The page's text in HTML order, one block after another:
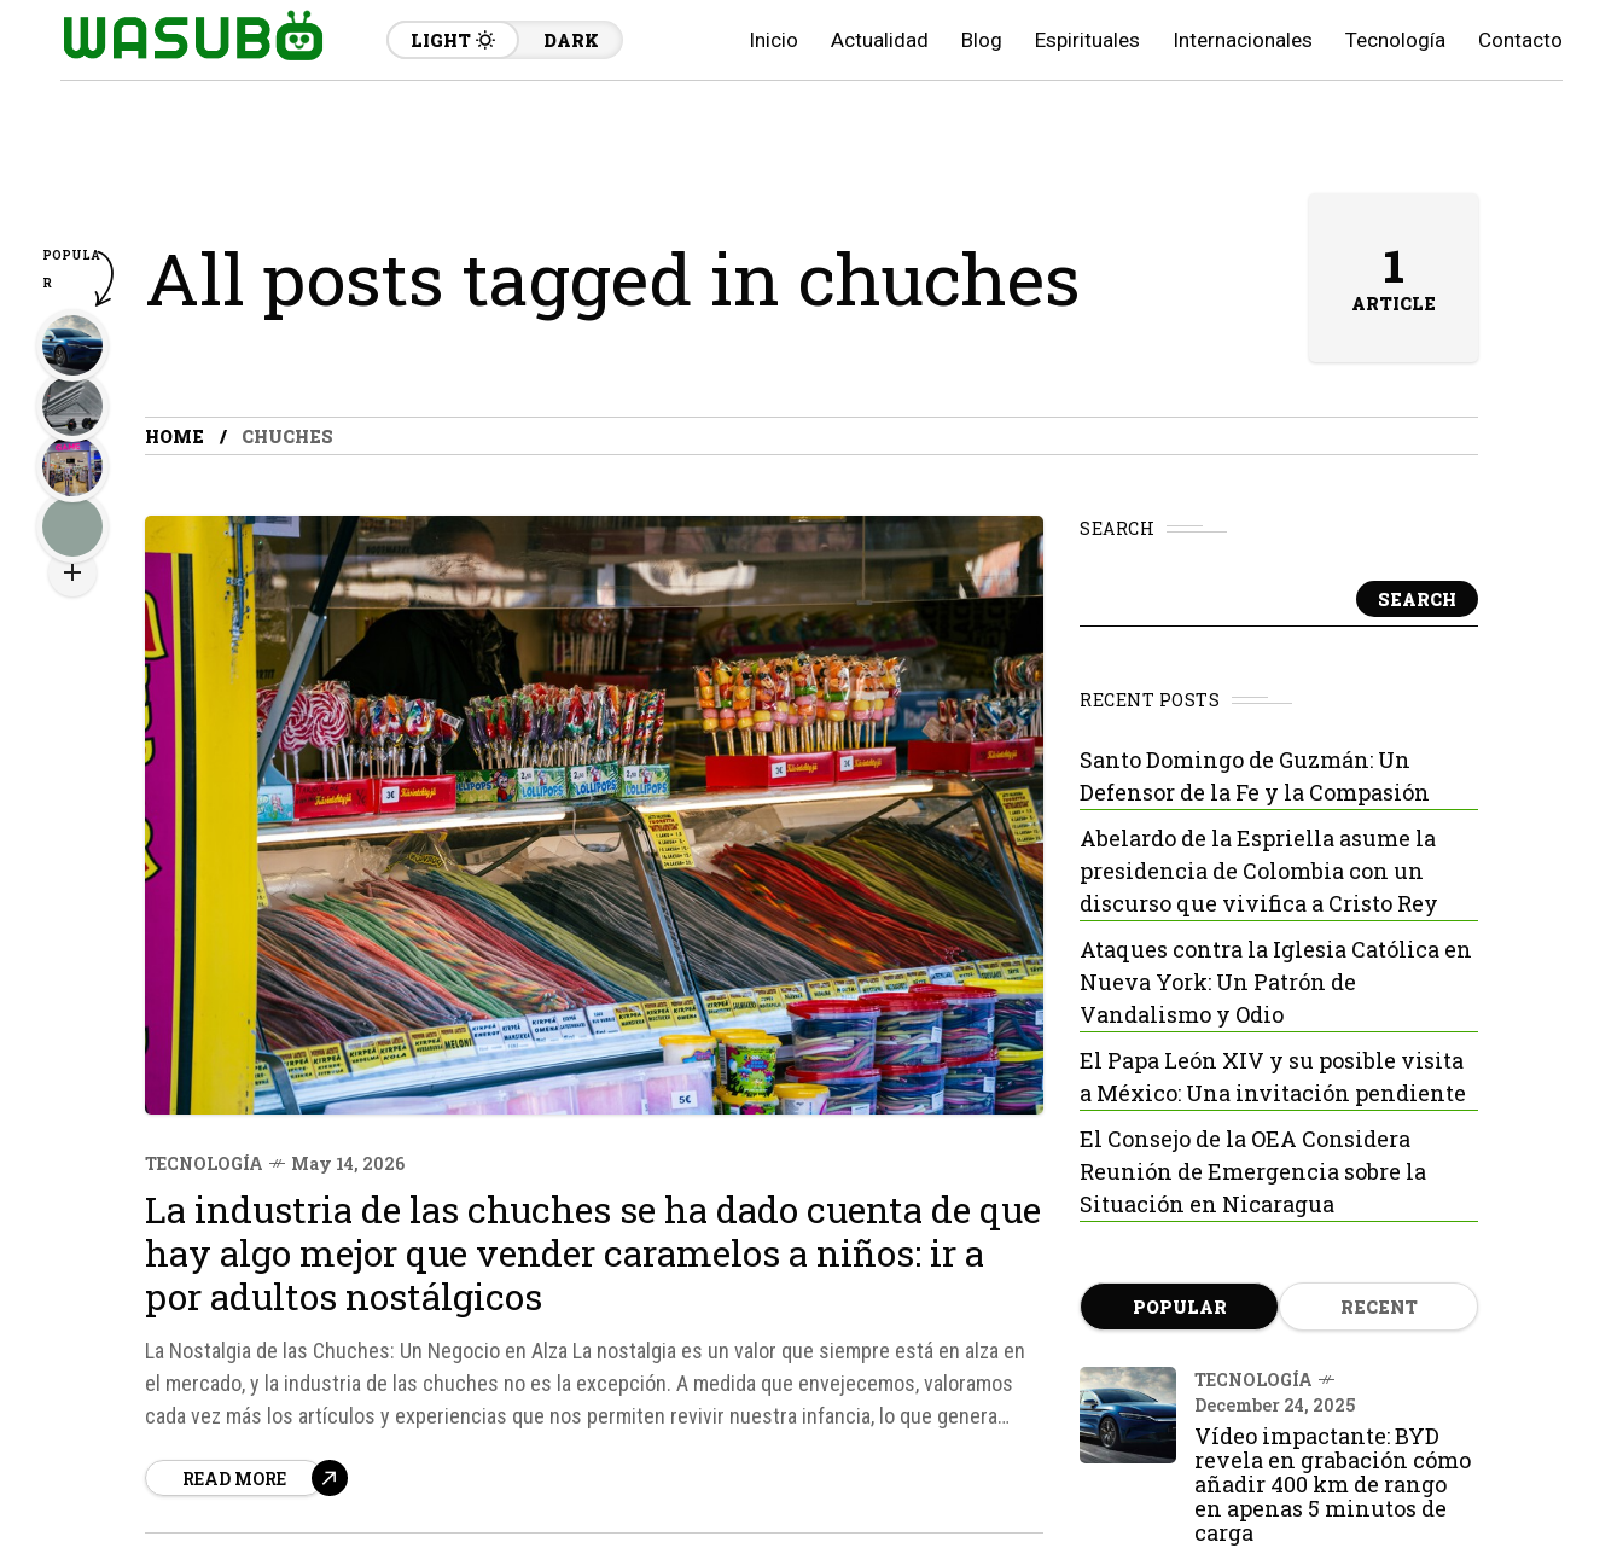
LIGHT DARK Inicio Actualidad Blog Espirituales Internacionales Tecnología Contacto
All posts tagged in chuches 1
ARTICLE
HOME CHUCHES
TECNOLOGÍA May 14, 2026
La industria de las chuches se ha dado cuenta de que
hay algo mejor que vender caramelos a niños: ir a
por adultos nostálgicos
La Nostalgia de las Chuches: Un Negocio en Alza La nostalgia es un valor que siempre está en alza en
el mercado, y la industria de las chuches no es la excepción. A medida que envejecemos, valoramos
cada vez más los artículos y experiencias que nos permiten revivir nuestra infancia, lo que genera
READ MORE
SEARCH
SEARCH
RECENT POSTS
Santo Domingo de Guzmán: Un
Defensor de la Fe y la Compasión
Abelardo de la Espriella asume la
presidencia de Colombia con un
discurso que vivifica a Cristo Rey
Ataques contra la Iglesia Católica en
Nueva York: Un Patrón de
Vandalismo y Odio
El Papa León XIV y su posible visita
a México: Una invitación pendiente
El Consejo de la OEA Considera
Reunión de Emergencia sobre la
Situación en Nicaragua
POPULAR RECENT
TECNOLOGÍA
December 24, 2025
Vídeo impactante: BYD
revela en grabación cómo
añadir 400 km de rango
en apenas 5 minutos de
carga
POPULA
R